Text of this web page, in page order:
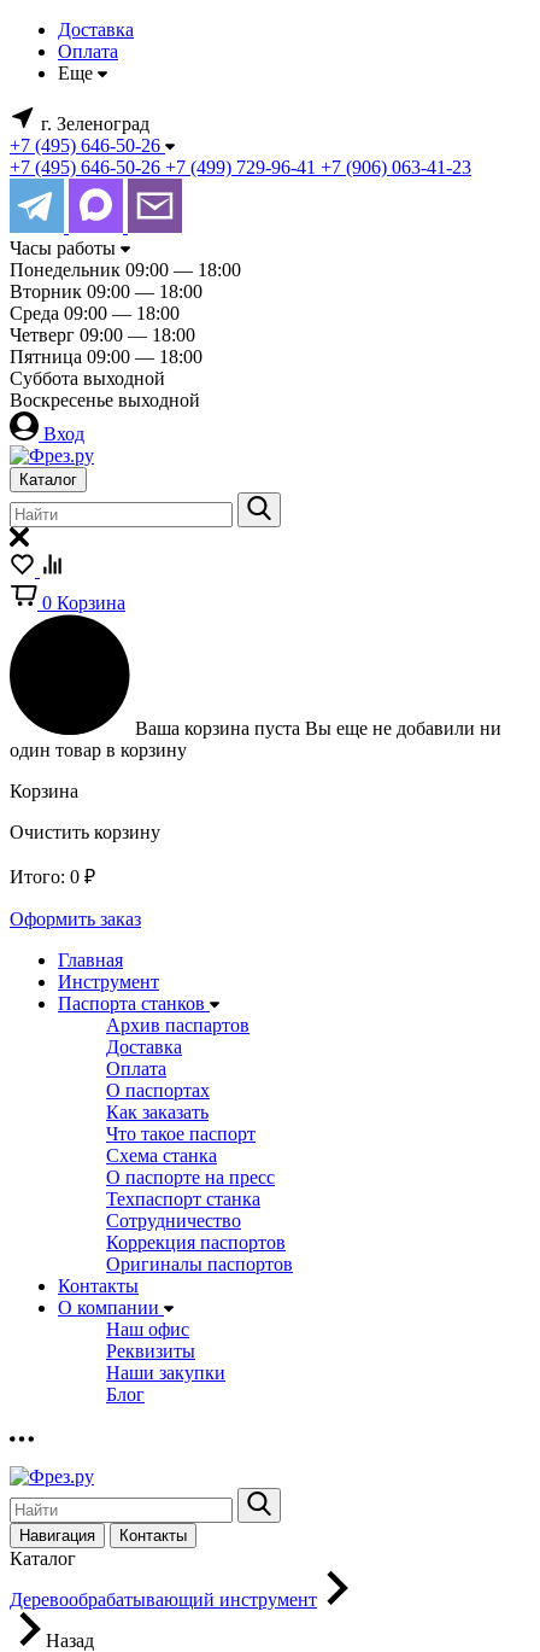
Доставка
Оплата
Еще
г. Зеленоград
+7 (495) 646-50-26
+7 (495) 646-50-26 +7 (499) 729-96-41 +7 (906) 063-41-23
Часы работы
Понедельник 09:00 — 18:00
Вторник 09:00 — 18:00
Среда 09:00 — 18:00
Четверг 09:00 — 18:00
Пятница 09:00 — 18:00
Суббота выходной
Воскресенье выходной
Вход
Каталог
0 Корзина
Ваша корзина пуста Вы еще не добавили ни
один товар в корзину
Корзина
Очистить корзину
Итого: 0 ₽
Оформить заказ
Главная
Инструмент
Паспорта станков
Архив паспартов
Доставка
Оплата
О паспортах
Как заказать
Что такое паспорт
Схема станка
О паспорте на пресс
Техпаспорт станка
Сотрудничество
Коррекция паспортов
Оригиналы паспортов
Контакты
О компании
Наш офис
Реквизиты
Наши закупки
Блог
Навигация Контакты
Каталог
Деревообрабатывающий инструмент
Назад